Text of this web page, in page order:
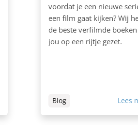
voordat je een nieuwe
een film gaat kijken? Wij
de beste verfilmde
jou op een rijtje gezet.
Blog Lees